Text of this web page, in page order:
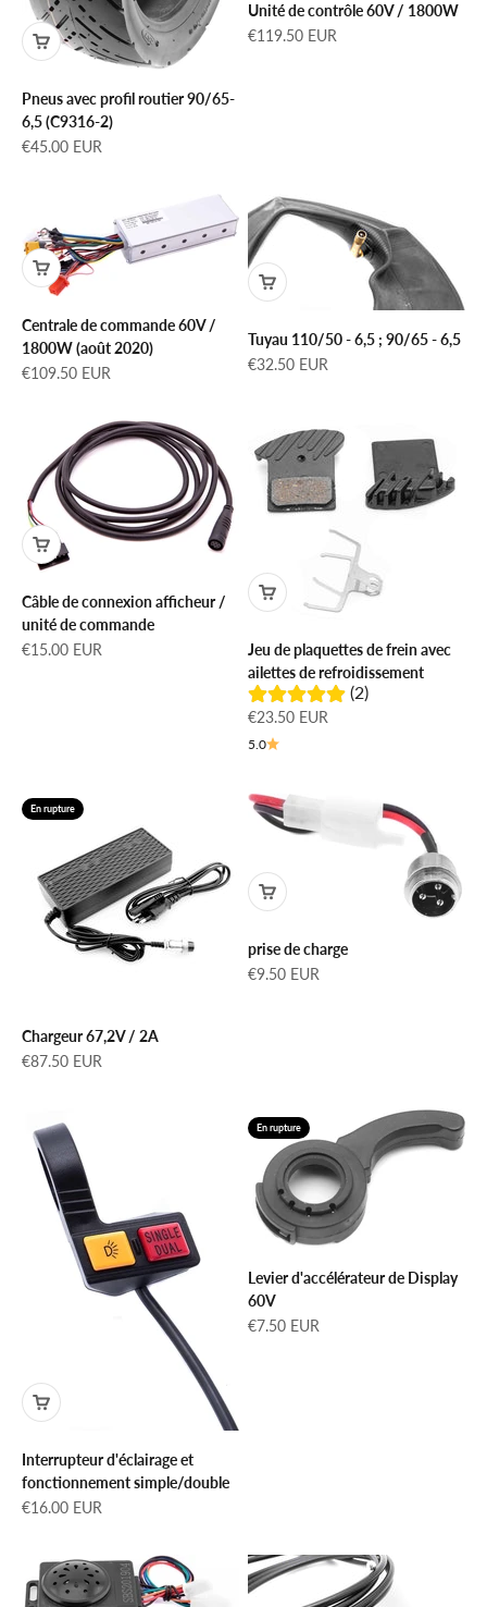
Pneus avec profil routier 90/65-
6,5 (C9316-2)
Prix de vente
€45.00 EUR
Unité de contrôle 60V / 1800W
Prix de vente
€119.50 EUR
Centrale de commande 60V /
1800W (août 2020)
Prix de vente
€109.50 EUR
Tuyau 110/50 - 6,5 ; 90/65 - 6,5
Prix de vente
€32.50 EUR
Câble de connexion afficheur /
unité de commande
Prix de vente
€15.00 EUR
Jeu de plaquettes de frein avec
ailettes de refroidissement
(2)
Prix de vente
€23.50 EUR
5.0
En rupture
Chargeur 67,2V / 2A
Prix de vente
€87.50 EUR
prise de charge
Prix de vente
€9.50 EUR
Interrupteur d'éclairage et
fonctionnement simple/double
Prix de vente
€16.00 EUR
En rupture
Levier d'accélérateur de Display
60V
Prix de vente
€7.50 EUR